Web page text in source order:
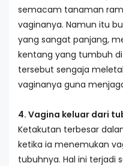
semacam tanaman
vaginanya. Namun itu
yang sangat panjang,
kentang yang tumbuh
tersebut sengaja
vaginanya guna
4. Vagina keluar dari
Ketakutan terbesar
ketika ia menemukan
tubuhnya. Hal ini terjadi